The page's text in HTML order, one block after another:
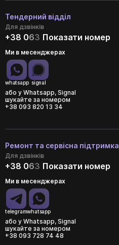
Тендерний відділ
Для дзвінків
+38 063 Показати номер
Ми в месенджерах
whatsapp signal
або у Whatsapp, Signal
шукайте за номером
+38 093 820 13 34
Ремонт та сервісна підтримка
Для дзвінків
+38 063 Показати номер
Ми в месенджерах
telegramwhatsapp
або у Whatsapp, Signal
шукайте за номером
+38 093 728 74 48